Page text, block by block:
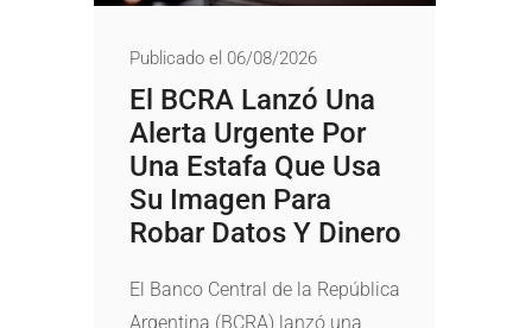
Publicado el 06/08/2026
El BCRA Lanzó Una
Alerta Urgente Por
Una Estafa Que Usa
Su Imagen Para
Robar Datos Y Dinero
El Banco Central de la República
Argentina (BCRA) lanzó una